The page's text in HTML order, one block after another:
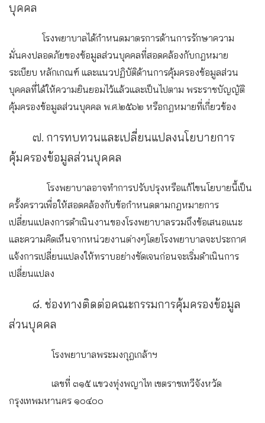
บุคคล
โรงพยาบาลได้กำหนดมาตรการด้านการรักษาความ
มั่นคงปลอดภัยของข้อมูลส่วนบุคคลที่สอดคล้องกับกฎหมาย
ระเบียบ หลักเกณฑ์ และแนวปฏิบัติด้านการคุ้มครองข้อมูลส่วน
บุคคลที่ได้ให้ความยินยอมไว้แล้วและเป็นไปตาม พระราชบัญญัติ
คุ้มครองข้อมูลส่วนบุคคล พ.ศ.๒๕๖๒ หรือกฎหมายที่เกี่ยวข้อง
๗. การทบทวนและเปลี่ยนแปลงนโยบายการ
คุ้มครองข้อมูลส่วนบุคคล
โรงพยาบาลอาจทำการปรับปรุงหรือแก้ไขนโยบายนี้เป็น
ครั้งคราวเพื่อให้สอดคล้องกับข้อกำหนดตามกฎหมายการ
เปลี่ยนแปลงการดำเนินงานของโรงพยาบาลรวมถึงข้อเสนอแนะ
และความคิดเห็นจากหน่วยงานต่างๆโดยโรงพยาบาลจะประกาศ
แจ้งการเปลี่ยนแปลงให้ทราบอย่างชัดเจนก่อนจะเริ่มดำเนินการ
เปลี่ยนแปลง
๘. ช่องทางติดต่อคณะกรรมการคุ้มครองข้อมูล
ส่วนบุคคล
โรงพยาบาลพระมงกุฎเกล้าฯ
เลขที่ ๓๑๕ แขวงทุ่งพญาไท เขตราชเทวีจังหวัด
กรุงเทพมหานคร ๑๐๔๐๐